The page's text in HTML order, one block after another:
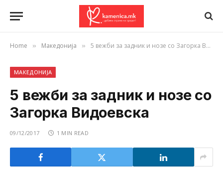
Home » Македонија » 5 вежби за задник и нозе со Загорка Видоевска
МАКЕДОНИЈА
5 вежби за задник и нозе со
Загорка Видоевска
09/12/2017 1 MIN READ